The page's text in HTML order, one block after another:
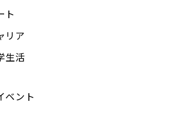
ト
リア
生活
ベント